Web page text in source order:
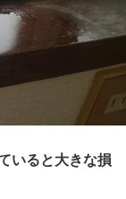
いると大きな損